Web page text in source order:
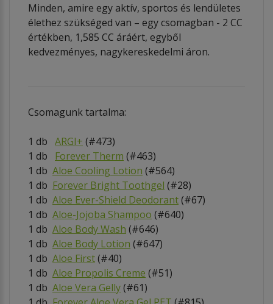
Minden, amire egy aktív, sportos és lendületes
élethez szükséged van – egy csomagban - 2 CC
értékben, 1,585 CC áráért, egyből
kedvezményes, nagykereskedelmi áron.
Csomagunk tartalma:
1 db ARGI+ (#473)
1 db Forever Therm (#463)
1 db Aloe Cooling Lotion (#564)
1 db Forever Bright Toothgel (#28)
1 db Aloe Ever-Shield Deodorant(#67)
1 db Aloe-Jojoba Shampoo (#640)
1 db Aloe Body Wash (#646)
1 db Aloe Body Lotion (#647)
1 db Aloe First(#40)
1 db Aloe Propolis Creme (#51)
1 db Aloe Vera Gelly(#61)